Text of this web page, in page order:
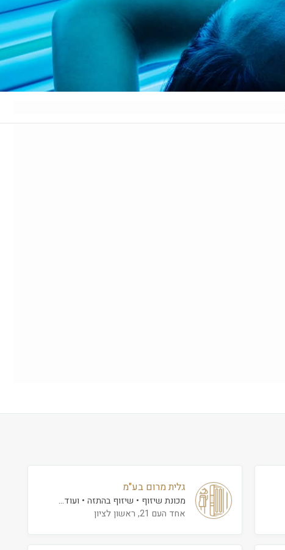
גלית מרום בע"מ
מכונת שיזוף שיזוף בהתזה
ועוד...
אחד העם 21, ראשון לציון